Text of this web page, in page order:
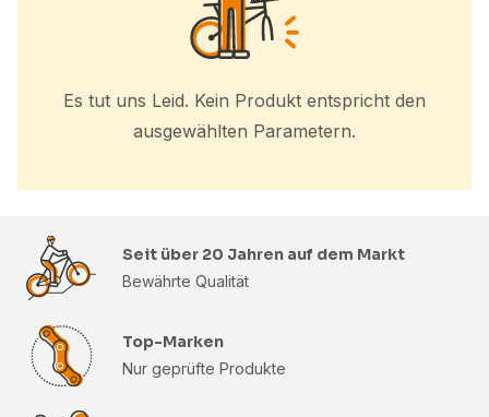
Es tut uns Leid. Kein Produkt entspricht den
ausgewählten Parametern.
Seit über 20 Jahren auf dem Markt
Bewährte Qualität
Top-Marken
Nur geprüfte Produkte